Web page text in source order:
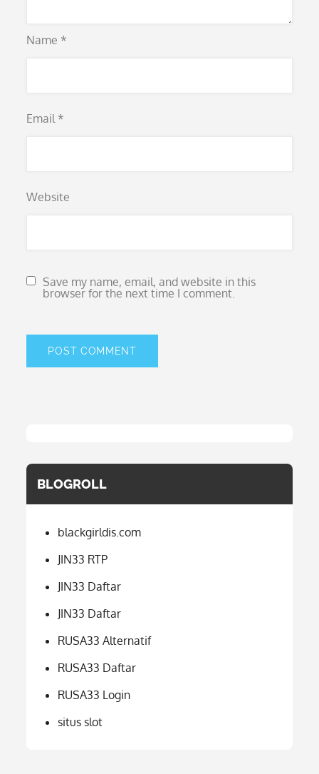
Name *
Email *
Website
Save my name, email, and website in this
browser for the next time I comment.
BLOGROLL
blackgirldis.com
JIN33 RTP
JIN33 Daftar
JIN33 Daftar
RUSA33 Alternatif
RUSA33 Daftar
RUSA33 Login
situs slot